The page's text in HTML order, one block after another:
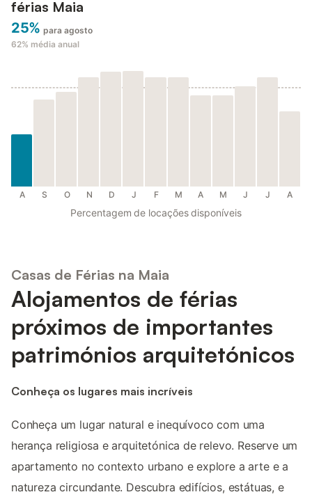
férias Maia
25% para agosto
62% média anual
A S O N D J F M A M J J A
Percentagem de locações disponíveis
Casas de Férias na Maia
Alojamentos de férias
próximos de importantes
patrimónios arquitetónicos
Conheça os lugares mais incríveis
Conheça um lugar natural e inequívoco com uma
herança religiosa e arquitetónica de relevo. Reserve um
apartamento no contexto urbano e explore a arte e a
natureza circundante. Descubra edifícios, estátuas, e